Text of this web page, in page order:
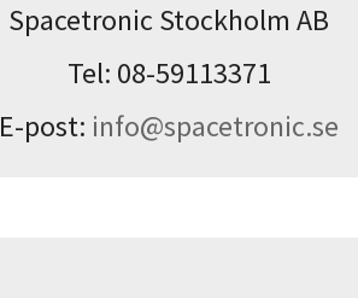
Spacetronic Stockholm AB
Tel: 08-59113371
E-post: info@spacetronic.se